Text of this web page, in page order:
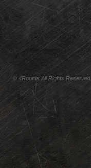
© 4Rooms All Rights Reserved.